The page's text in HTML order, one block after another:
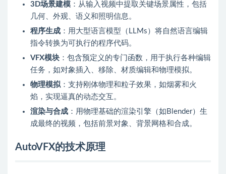
3D场景建模 ：从输入视频中提取关键场景属性，包括
几何、外观、语义和照明信息。
程序生成 ：用大型语言模型（LLMs）将自然语言编辑
指令转换为可执行的程序代码。
VFX模块 ：包含预定义的专门函数，用于执行各种编辑
任务，如对象插入、移除、材质编辑和物理模拟。
物理模拟：支持刚体物理和粒子效果，如烟雾和火
焰，实现逼真的动态交互。
渲染与合成 ：用物理基础的渲染引擎（如Blender）生
成最终的视频，包括前景对象、背景网格和合成。
AutoVFX的技术原理